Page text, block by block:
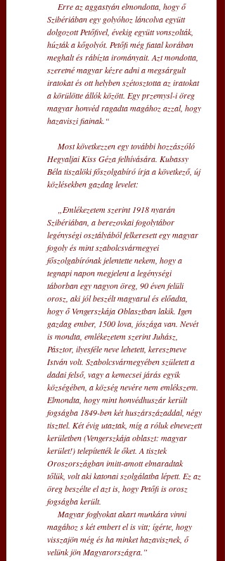
Szibériában egy golyóhoz láncolva együtt
dolgozott Petőfivel, évekig együtt vonszolták,
húzták a kőgolyót. Petőfi még fiatal korában
meghalt és rábízta irományait. Azt mondotta,
szeretné magyar kézre adni a megsárgult
iratokat és ott helyben szétosztotta az iratokat
a körülötte állók között. Egy przemysl-i öreg
magyar honvéd ragadta magához azzal, hogy
hazaviszi fiainak.“
Hegyaljai Kiss Géza felhívására. Kubassy
Béla tiszalöki főszolgabíró írja a következő, új
közlésekben gazdag levelet:
Szibériában, a berezovkai fogolytábor
legénységi osztályából felkeresett egy magyar
fogoly és mint szabolcsvármegyei
főszolgabírónak jelentette nekem, hogy a
tegnapi napon megjelent a legénységi
táborban egy nagyon öreg, 90 éven felüli
orosz, aki jól beszélt magyarul és előadta,
hogy ő Vengerszkája Oblasztban lakik. Igen
gazdag ember, 1500 lova, jószága van. Nevét
is mondta, emlékezetem szerint Juhász,
Pásztor, ilyesféle neve lehetett, keresztneve
István volt. Szabolcsvármegyében született a
dadai felső, vagy a kemecsei járás egyik
községében, a község nevére nem emlékszem.
Elmondta, hogy mint honvédhuszár került
fogságba 1849-ben két huszárszázaddal, négy
tiszttel. Két évig utaztak, míg a róluk elnevezett
kerületben (Vengerszkája oblaszt: magyar
kerület!) telepítették le őket. A tisztek
Oroszországban imitt-amott elmaradtak
tőlük, volt aki katonai szolgálatba lépett. Ez az
öreg beszélte el azt is, hogy Petőfi is orosz
fogságba került.
magához s két embert el is vitt; ígérte, hogy
visszajön még és ha minket hazavisznek, ő
velünk jön Magyarországra.”